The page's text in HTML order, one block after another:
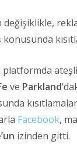
değişiklikle,
konusunda
platformda
ve Parkland
Facebook,
izinden gitti.